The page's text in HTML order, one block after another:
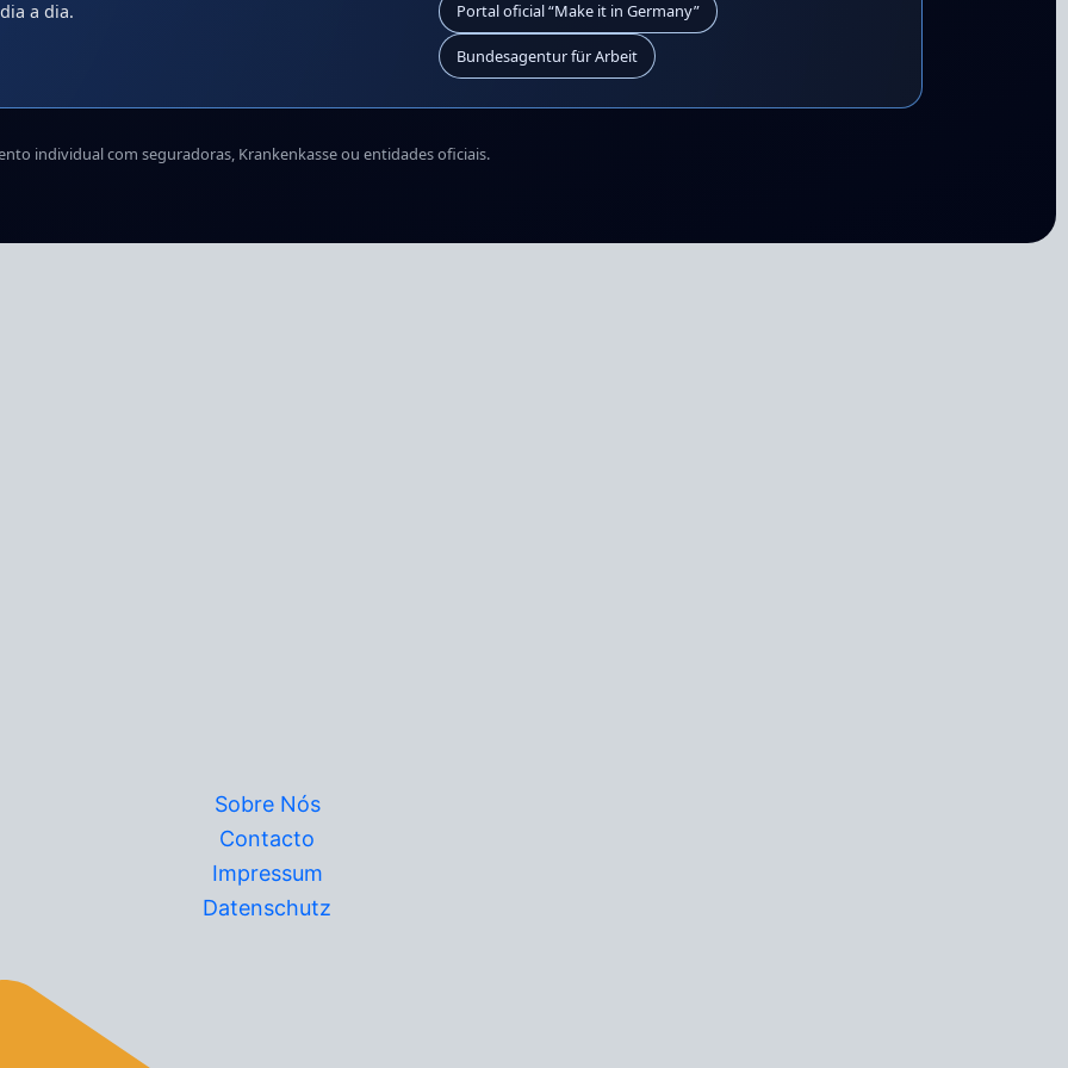
a dia.
Portal oficial “Make it in Germany”
Bundesagentur für Arbeit
individual com seguradoras, Krankenkasse ou entidades oficiais.
Sobre Nós
Contacto
Impressum
Datenschutz